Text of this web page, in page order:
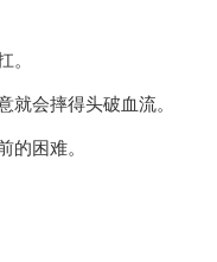
。
会摔得头破血流。
的困难。